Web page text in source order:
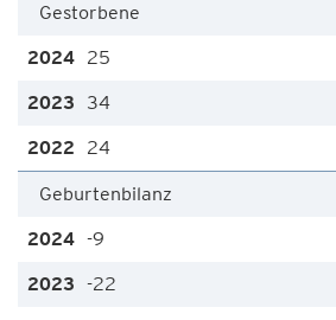
Gestorbene
25
34
24
Geburtenbilanz
-9
-22